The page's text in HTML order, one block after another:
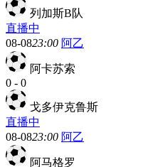
列加斯B队
直播中
08-0823:00 阿乙
阿卡苏索
0 - 0
戈多伊克鲁斯
直播中
08-0823:00 阿乙
阿马格罗